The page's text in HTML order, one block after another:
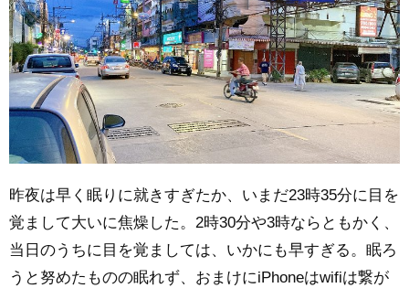
昨夜は早く眠りに就きすぎたか、いまだ23時35分に目を
覚まして大いに焦燥した。2時30分や3時ならともかく、
当日のうちに目を覚ましては、いかにも早すぎる。眠ろ
うと努めたものの眠れず、おまけにiPhoneはwifiは繋が